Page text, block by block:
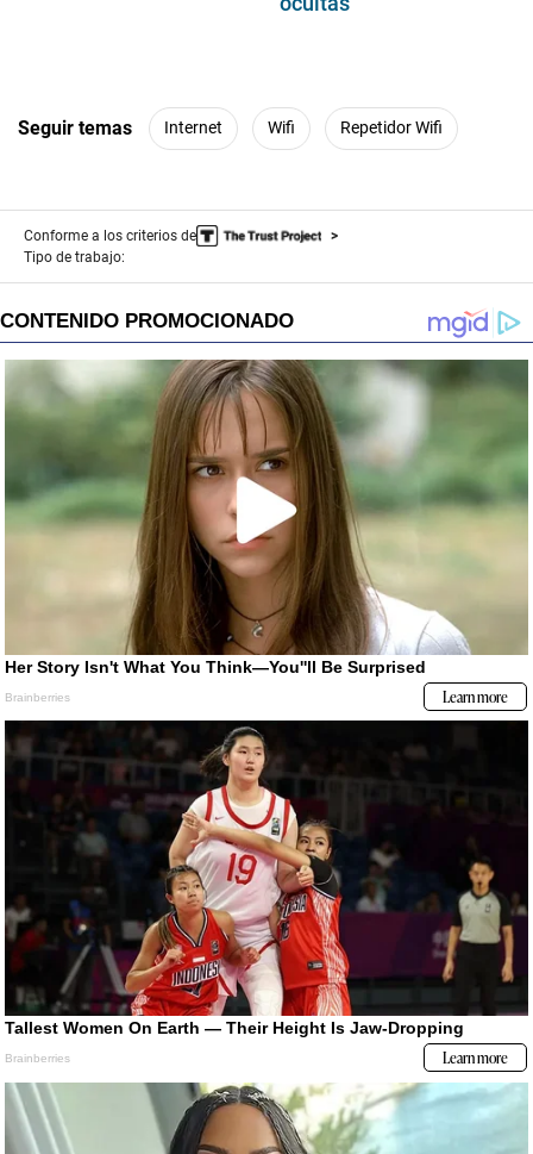
Seguir temas Internet Wifi Repetidor Wifi
Conforme a los criterios de
Tipo de trabajo: